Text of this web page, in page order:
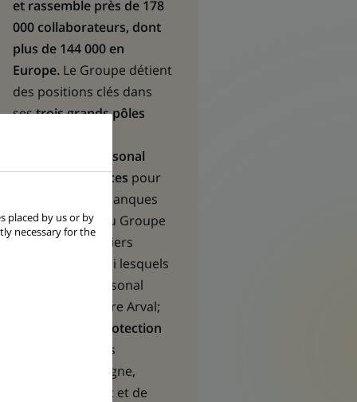
et rassemble près de 178
000 collaborateurs, dont
plus de 144 000 en
Europe.Le Groupe détient
des positions clés dans
sestrois grands pôles
Commercial, Personal
Banking & Services pour
l’ensemble des banques
commerciales du Groupe
et plusieurs métiers
spécialisés parmi lesquels
BNP Paribas Personal
Finance ou encore Arval;
Investment & Protection
pour les
solutions d’épargne,
d’investissement et de
placed by us or by
necessary for the